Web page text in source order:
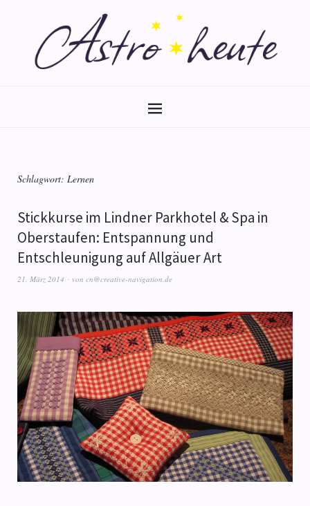
Schlagwort: Lernen
Stickkurse im Lindner Parkhotel & Spa in
Oberstaufen: Entspannung und
Entschleunigung auf Allgäuer Art
21. März 2014 von cn@creative-navigation.de